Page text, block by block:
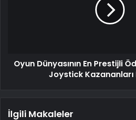
Oyun Dünyasının En Prestijli
Joystick Kazananları
İlgili Makaleler